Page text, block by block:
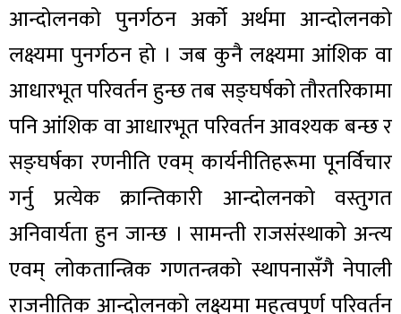
आन्दोलनको पुनर्गठन अर्को अर्थमा आन्दोलनको
लक्ष्यमा पुनर्गठन हो । जब कुनै लक्ष्यमा आंशिक वा
आधारभूत परिवर्तन हुन्छ तब सङ्घर्षको तौरतरिकामा
पनि आंशिक वा आधारभूत परिवर्तन आवश्यक बन्छ र
सङ्घर्षका रणनीति एवम् कार्यनीतिहरूमा पूनर्विचार
गर्नु प्रत्येक क्रान्तिकारी आन्दोलनको वस्तुगत
अनिवार्यता हुन जान्छ । सामन्ती राजसंस्थाको अन्त्य
एवम् लोकतान्त्रिक गणतन्त्रको स्थापनासँगै नेपाली
राजनीतिक आन्दोलनको लक्ष्यमा महत्वपूर्ण परिवर्तन